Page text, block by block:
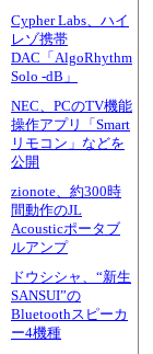
Cypher Labs、ハイ
レゾ携帯
DAC「AlgoRhythm
Solo -dB」
NEC、PCのTV機能
操作アプリ「Smart
リモコン」などを
公開
zionote、約300時
間動作のJL
Acousticポータブ
ルアンプ
ドウシシャ、“新生
SANSUI”の
Bluetoothスピーカ
ー4機種